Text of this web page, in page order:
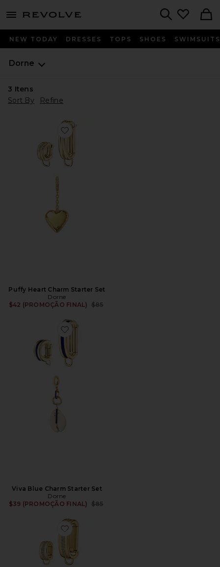
menu - shows more content
NEW TODAY DRESSES TOPS SHOES SWIMSUITS
Dorne
3 Itens
Sort By
Refine
Favorite Puffy Heart Charm Starter Set
Puffy Heart Charm Starter Set
Dorne
$42 (PROMOÇÃO FINAL)
Previous price:
$85
Favorite Viva Blue Charm Starter Set
Viva Blue Charm Starter Set
Dorne
$39 (PROMOÇÃO FINAL)
Previous price:
$85
Favorite Letter Charm Starter Set